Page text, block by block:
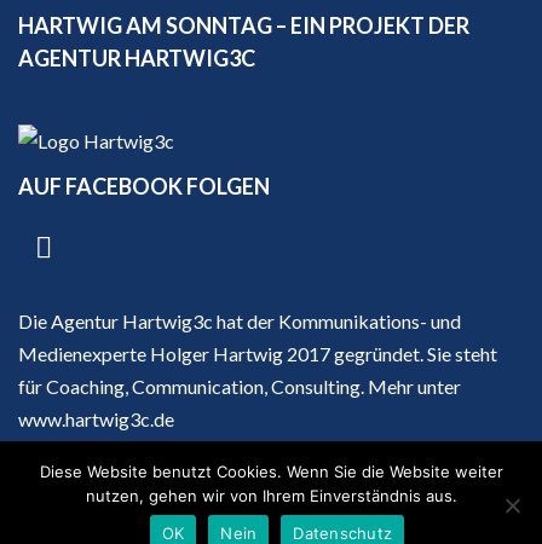
HARTWIG AM SONNTAG – EIN PROJEKT DER
AGENTUR HARTWIG3C
AUF FACEBOOK FOLGEN
Die Agentur Hartwig3c hat der Kommunikations- und
Medienexperte Holger Hartwig 2017 gegründet. Sie steht
für Coaching, Communication, Consulting. Mehr unter
www.hartwig3c.de
Datenschutz
Diese Website benutzt Cookies. Wenn Sie die Website weiter
nutzen, gehen wir von Ihrem Einverständnis aus.
OK
Nein Datenschutz